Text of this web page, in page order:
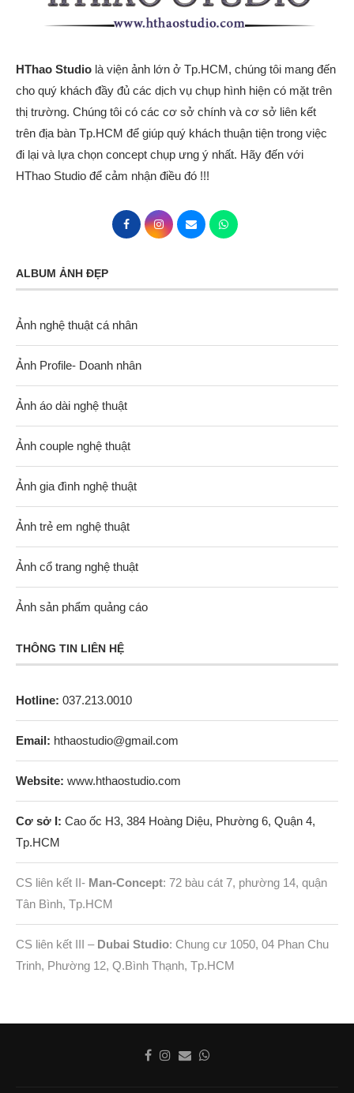
HThao Studio là viện ảnh lớn ở Tp.HCM, chúng tôi mang đến
cho quý khách đầy đủ các dịch vụ chụp hình hiện có mặt trên
thị trường. Chúng tôi có các cơ sở chính và cơ sở liên kết
trên địa bàn Tp.HCM để giúp quý khách thuận tiện trong việc
đi lại và lựa chọn concept chụp ưng ý nhất. Hãy đến với
HThao Studio để cảm nhận điều đó !!!
ALBUM ẢNH ĐẸP
Ảnh nghệ thuật cá nhân
Ảnh Profile- Doanh nhân
Ảnh áo dài nghệ thuật
Ảnh couple nghệ thuật
Ảnh gia đình nghệ thuật
Ảnh trẻ em nghệ thuật
Ảnh cổ trang nghệ thuật
Ảnh sản phẩm quảng cáo
THÔNG TIN LIÊN HỆ
Hotline: 037.213.0010
Email: hthaostudio@gmail.com
Website: www.hthaostudio.com
Cơ sở I: Cao ốc H3, 384 Hoàng Diệu, Phường 6, Quận 4,
Tp.HCM
CS liên kết II- Man-Concept: 72 bàu cát 7, phường 14, quận
Tân Bình, Tp.HCM
CS liên kết III – Dubai Studio: Chung cư 1050, 04 Phan Chu
Trinh, Phường 12, Q.Bình Thạnh, Tp.HCM